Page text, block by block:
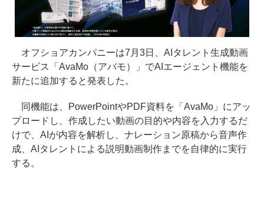
オフショアカンパニーは7月3日、AIタレント生成動画
サービス「AvaMo（アバモ）」でAIエージェント機能を
新たに追加すると発表した。
同機能は、PowerPointやPDF資料を「AvaMo」にアッ
プロードし、作成したい動画の目的や内容を入力するだ
けで、AIが内容を解析し、ナレーション原稿から音声作
成、AIタレントによる説明動画制作までを自律的に実行
する。